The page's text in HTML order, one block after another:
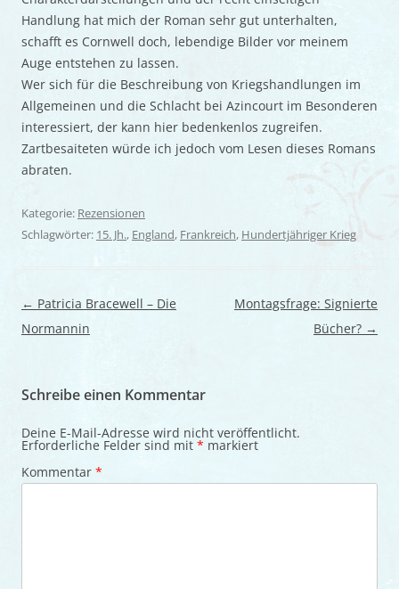
Handlung hat mich der Roman sehr gut unterhalten,
schafft es Cornwell doch, lebendige Bilder vor meinem
Auge entstehen zu lassen.
Wer sich für die Beschreibung von Kriegshandlungen im
Allgemeinen und die Schlacht bei Azincourt im Besonderen
interessiert, der kann hier bedenkenlos zugreifen.
Zartbesaiteten würde ich jedoch vom Lesen dieses Romans
abraten.
Kategorie: Rezensionen
Schlagwörter: 15. Jh., England, Frankreich, Hundertjähriger Krieg
Beitragsnavigation
← Patricia Bracewell – Die
Normannin
Montagsfrage: Signierte
Bücher? →
Schreibe einen Kommentar
Deine E-Mail-Adresse wird nicht veröffentlicht.
Erforderliche Felder sind mit * markiert
Kommentar *